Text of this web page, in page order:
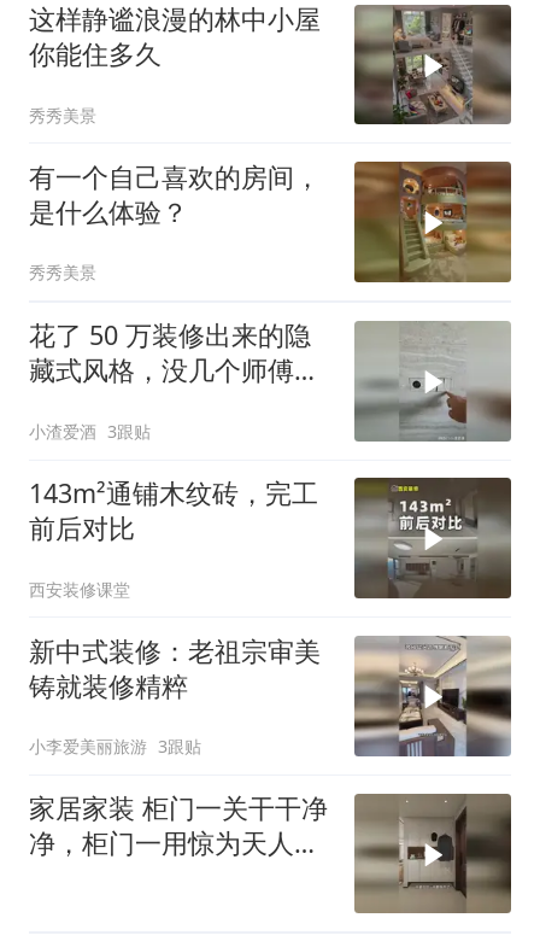
这样静谧浪漫的林中小屋
你能住多久
秀秀美景
有一个自己喜欢的房间，
是什么体验？
秀秀美景
花了 50 万装修出来的隐
藏式风格，没几个师傅能
小渣爱酒 3跟贴
143m²通铺木纹砖，完工
前后对比
西安装修课堂
新中式装修：老祖宗审美
铸就装修精粹
小李爱美丽旅游 3跟贴
家居家装 柜门一关干干净
净，柜门一用惊为天人！